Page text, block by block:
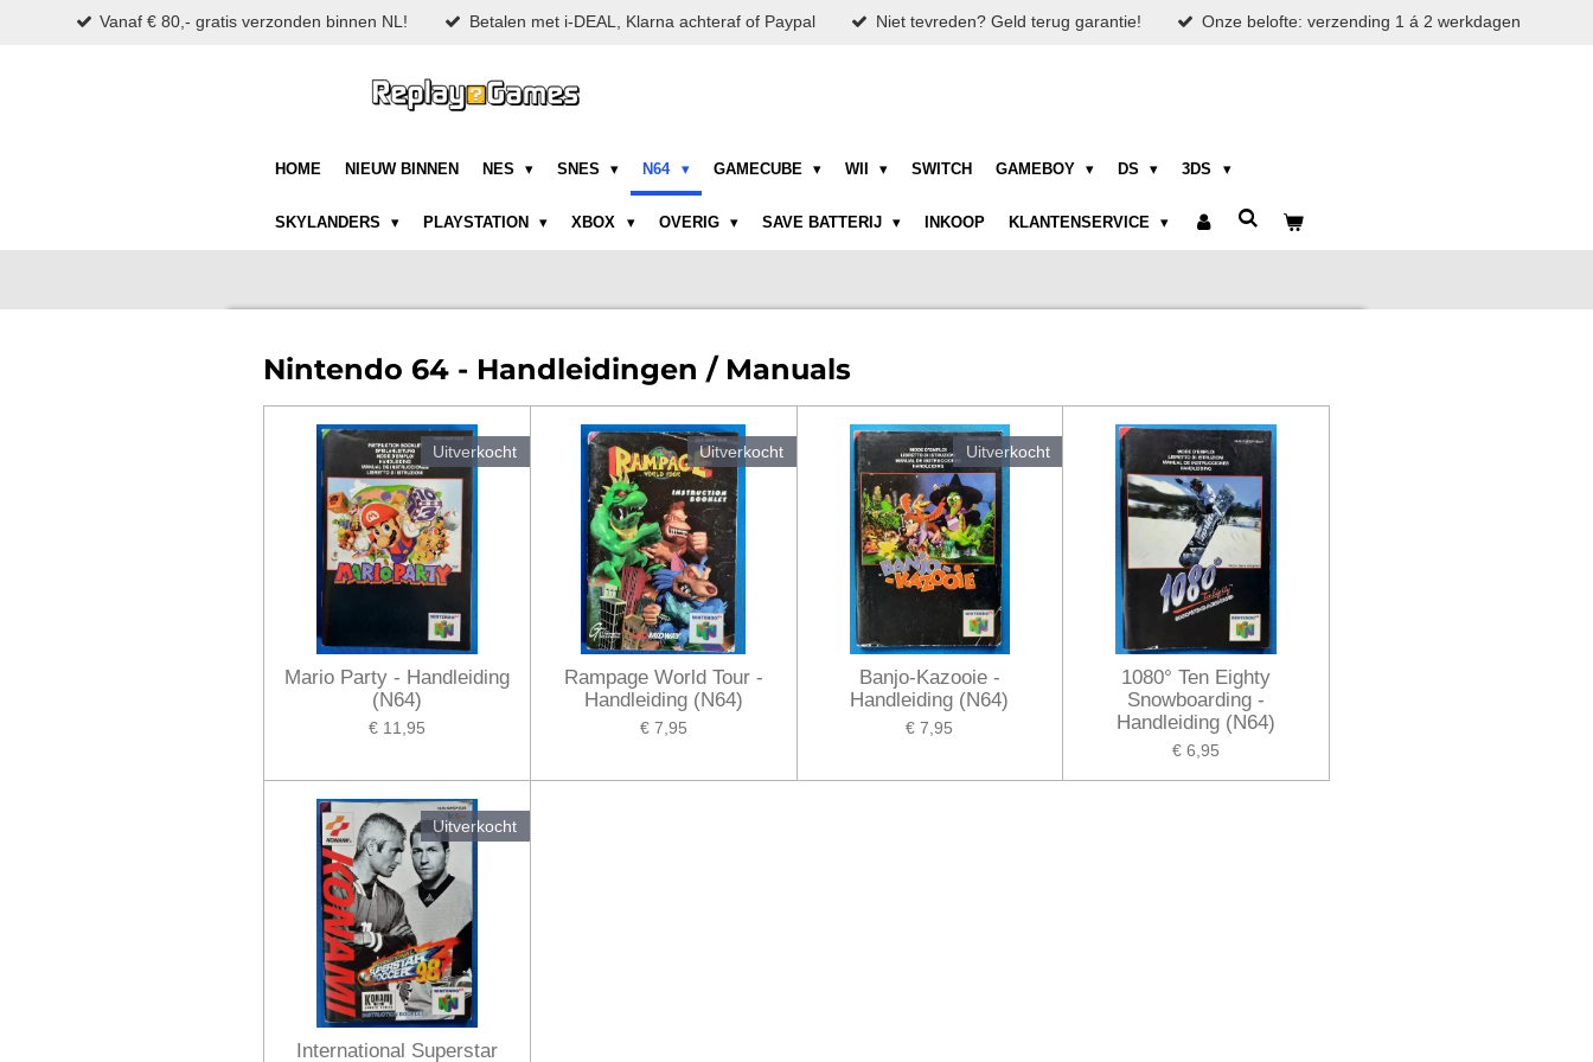
Vanaf € 80,- gratis verzonden binnen NL! Betalen met i-DEAL, Klarna achteraf of Paypal Niet tevreden? Geld terug garantie! Onze belofte: verzending 1 á 2 werkdagen
HOME NIEUW BINNEN NES SNES N64 GAMECUBE WII SWITCH GAMEBOY DS 3DS
SKYLANDERS PLAYSTATION XBOX OVERIG SAVE BATTERIJ INKOOP KLANTENSERVICE
Nintendo 64 - Handleidingen / Manuals
Uitverkocht
Mario Party - Handleiding
(N64)
€ 11,95
Uitverkocht
Rampage World Tour -
Handleiding (N64)
€ 7,95
Uitverkocht
Banjo-Kazooie -
Handleiding (N64)
€ 7,95
1080° Ten Eighty
Snowboarding -
Handleiding (N64)
€ 6,95
Uitverkocht
International Superstar